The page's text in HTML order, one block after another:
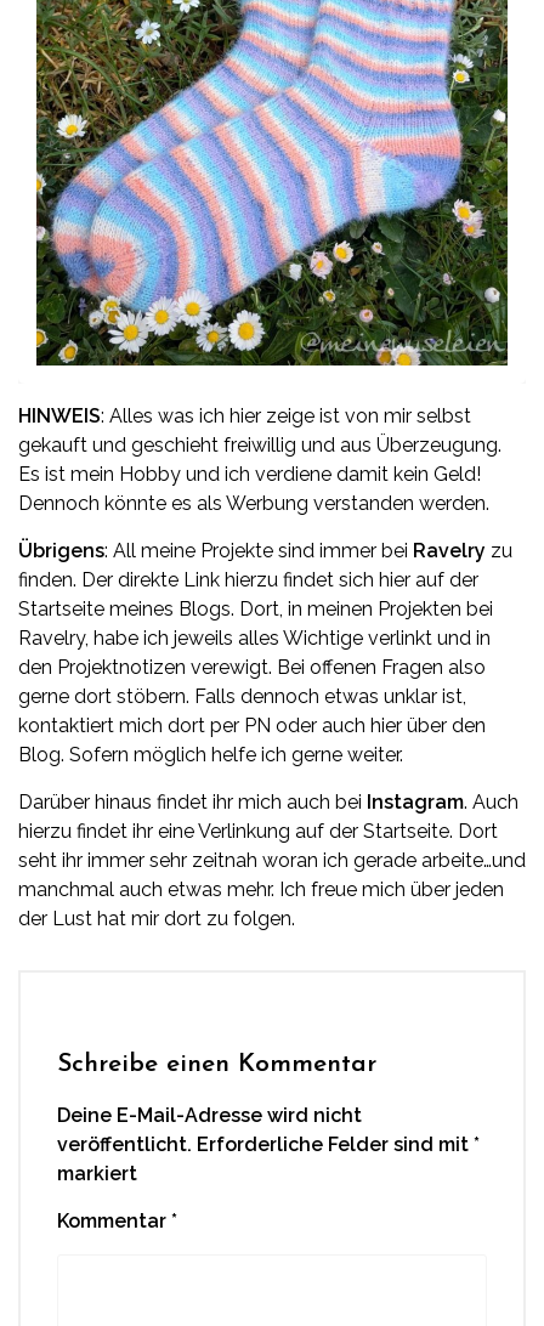
HINWEIS: Alles was ich hier zeige ist von mir selbst
gekauft und geschieht freiwillig und aus Überzeugung.
Es ist mein Hobby und ich verdiene damit kein Geld!
Dennoch könnte es als Werbung verstanden werden.
Übrigens: All meine Projekte sind immer bei Ravelry zu
finden. Der direkte Link hierzu findet sich hier auf der
Startseite meines Blogs. Dort, in meinen Projekten bei
Ravelry, habe ich jeweils alles Wichtige verlinkt und in
den Projektnotizen verewigt. Bei offenen Fragen also
gerne dort stöbern. Falls dennoch etwas unklar ist,
kontaktiert mich dort per PN oder auch hier über den
Blog. Sofern möglich helfe ich gerne weiter.
Darüber hinaus findet ihr mich auch bei Instagram. Auch
hierzu findet ihr eine Verlinkung auf der Startseite. Dort
seht ihr immer sehr zeitnah woran ich gerade arbeite…und
manchmal auch etwas mehr. Ich freue mich über jeden
der Lust hat mir dort zu folgen.
Schreibe einen Kommentar
Deine E-Mail-Adresse wird nicht
veröffentlicht. Erforderliche Felder sind mit *
markiert
Kommentar *